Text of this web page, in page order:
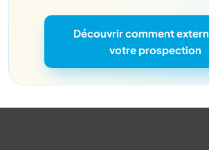
Découvrir comment
votre prospection